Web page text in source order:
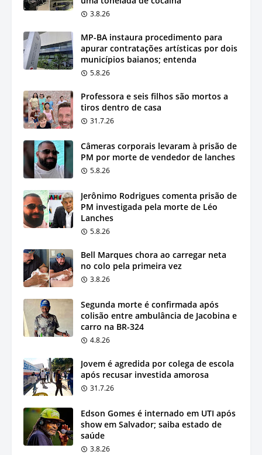
3.8.26
MP-BA instaura procedimento para
apurar contratações artísticas por dois
municípios baianos; entenda
5.8.26
Professora e seis filhos são mortos a
tiros dentro de casa
31.7.26
Câmeras corporais levaram à prisão de
PM por morte de vendedor de lanches
5.8.26
Jerônimo Rodrigues comenta prisão de
PM investigada pela morte de Léo
Lanches
5.8.26
Bell Marques chora ao carregar neta
no colo pela primeira vez
3.8.26
Segunda morte é confirmada após
colisão entre ambulância de Jacobina e
carro na BR-324
4.8.26
Jovem é agredida por colega de escola
após recusar investida amorosa
31.7.26
Edson Gomes é internado em UTI após
show em Salvador; saiba estado de
saúde
3.8.26